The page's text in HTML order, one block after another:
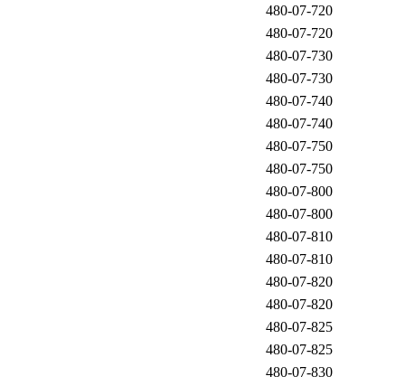
480-07-720
480-07-720
480-07-730
480-07-730
480-07-740
480-07-740
480-07-750
480-07-750
480-07-800
480-07-800
480-07-810
480-07-810
480-07-820
480-07-820
480-07-825
480-07-825
480-07-830